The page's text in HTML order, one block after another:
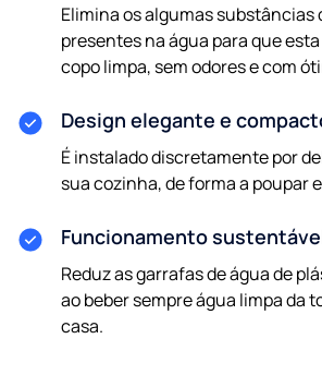
Elimina os algumas substâncias
presentes na água para que
copo limpa, sem odores e com
Design elegante e
É instalado discretamente por
sua cozinha, de forma a poupar
Funcionamento
Reduz as garrafas de água de
ao beber sempre água limpa da
casa.